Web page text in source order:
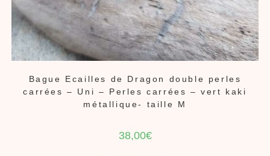
Bague Ecailles de Dragon double perles
carrées – Uni – Perles carrées – vert kaki
métallique- taille M
38,00€